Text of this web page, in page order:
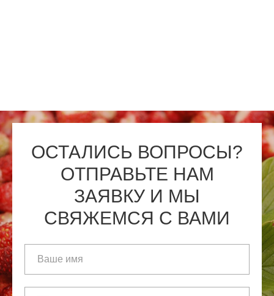
ОСТАЛИСЬ ВОПРОСЫ?
ОТПРАВЬТЕ НАМ
ЗАЯВКУ И МЫ
СВЯЖЕМСЯ С ВАМИ